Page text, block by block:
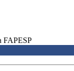
FAPESP